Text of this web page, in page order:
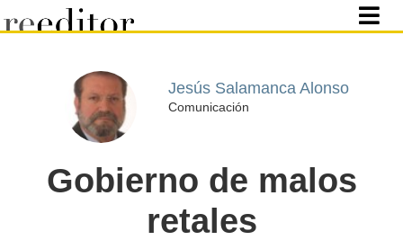
Jesús Salamanca Alonso
Comunicación
Gobierno de malos
retales